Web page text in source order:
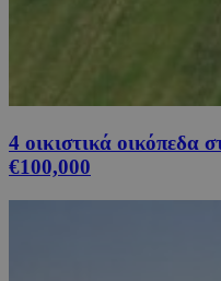
4 οικιστικά οικόπεδα
€100,000